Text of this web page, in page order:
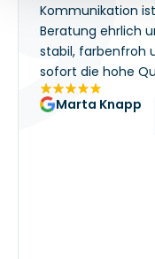
Kommunikation
Beratung ehrlich
stabil, farbenfroh
sofort die hohe
Marta Knapp